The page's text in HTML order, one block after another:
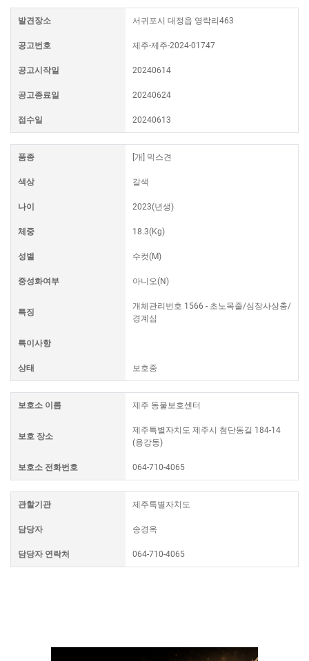
발견장소 서귀포시 대정읍 영락리463
공고번호 제주-제주-2024-01747
공고시작일 20240614
공고종료일 20240624
접수일 20240613
품종 [개] 믹스견
색상 갈색
나이 2023(년생)
체중 18.3(Kg)
성별 수컷(M)
중성화여부 아니오(N)
특징
개체관리번호 1566 - 초노목줄/심장사상충/
경계심
특이사항
상태 보호중
보호소 이름 제주 동물보호센터
보호 장소
제주특별자치도 제주시 첨단동길 184-14
(용강동)
보호소 전화번호 064-710-4065
관할기관 제주특별자치도
담당자 송경옥
담당자 연락처 064-710-4065